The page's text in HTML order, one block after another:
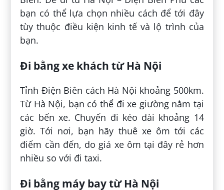
bạn có thể lựa chọn nhiều cách để tới đây
tùy thuộc điều kiện kinh tế và lộ trình của
bạn.
Đi bằng xe khách từ Hà Nội
Tỉnh Điện Biên cách Hà Nội khoảng 500km.
Từ Hà Nội, bạn có thể đi xe giường nằm tại
các bến xe. Chuyến đi kéo dài khoảng 14
giờ. Tới nơi, bạn hãy thuê xe ôm tới các
điểm cần đến, do giá xe ôm tại đây rẻ hơn
nhiều so với đi taxi.
Đi bằng máy bay từ Hà Nội